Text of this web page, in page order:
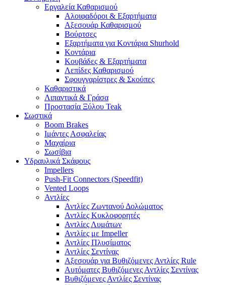
Εργαλεία Καθαρισμού
Αλοιφαδόροι & Εξαρτήματα
Αξεσουάρ Καθαρισμού
Βούρτσες
Εξαρτήματα για Κοντάρια Shurhold
Κοντάρια
Κουβάδες & Εξαρτήματα
Λεπίδες Καθαρισμού
Σφουγγαρίστρες & Σκούπες
Καθαριστικά
Λιπαντικά & Γράσα
Προστασία Ξύλου Teak
Σωστικά
Boom Brakes
Ιμάντες Ασφαλείας
Μαχαίρια
Σωσίβια
Υδραυλικά Σκάφους
Impellers
Push-Fit Connectors (Speedfit)
Vented Loops
Αντλίες
Αντλίες Ζωντανού Δολώματος
Αντλίες Κυκλοφορητές
Αντλίες Λυμάτων
Αντλίες με Impeller
Αντλίες Πλυσίματος
Αντλίες Σεντίνας
Αξεσουάρ για Βυθιζόμενες Αντλίες Rule
Αυτόματες Βυθιζόμενες Αντλίες Σεντίνας
Βυθιζόμενες Αντλίες Σεντίνας